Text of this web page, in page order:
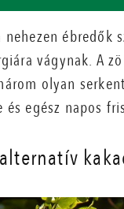
nehezen
vágynak. A
olyan
és egész napos